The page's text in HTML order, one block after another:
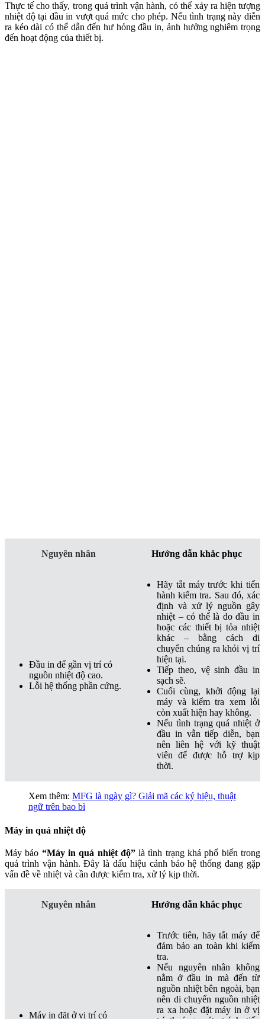
Thực tế cho thấy, trong quá trình vận hành, có thể xảy ra hiện tượng
nhiệt độ tại đầu in vượt quá mức cho phép. Nếu tình trạng này diễn
ra kéo dài có thể dẫn đến hư hỏng đầu in, ảnh hưởng nghiêm trọng
đến hoạt động của thiết bị.
Nguyên nhân Hướng dẫn khắc phục
Đầu in để gần vị trí có
nguồn nhiệt độ cao.
Lỗi hệ thống phần cứng.
Hãy tắt máy trước khi tiến
hành kiểm tra. Sau đó, xác
định và xử lý nguồn gây
nhiệt – có thể là do đầu in
hoặc các thiết bị tỏa nhiệt
khác – bằng cách di
chuyển chúng ra khỏi vị trí
hiện tại.
Tiếp theo, vệ sinh đầu in
sạch sẽ.
Cuối cùng, khởi động lại
máy và kiểm tra xem lỗi
còn xuất hiện hay không.
Nếu tình trạng quá nhiệt ở
đầu in vẫn tiếp diễn, bạn
nên liên hệ với kỹ thuật
viên để được hỗ trợ kịp
thời.
Xem thêm: MFG là ngày gì? Giải mã các ký hiệu, thuật
ngữ trên bao bì
Máy in quá nhiệt độ
Máy báo “Máy in quá nhiệt độ”là tình trạng khá phổ biến trong
quá trình vận hành. Đây là dấu hiệu cảnh báo hệ thống đang gặp
vấn đề về nhiệt và cần được kiểm tra, xử lý kịp thời.
Nguyên nhân Hướng dẫn khắc phục
Máy in đặt ở vị trí có
Trước tiên, hãy tắt máy để
đảm bảo an toàn khi kiểm
tra.
Nếu nguyên nhân không
nằm ở đầu in mà đến từ
nguồn nhiệt bên ngoài, bạn
nên di chuyển nguồn nhiệt
ra xa hoặc đặt máy in ở vị